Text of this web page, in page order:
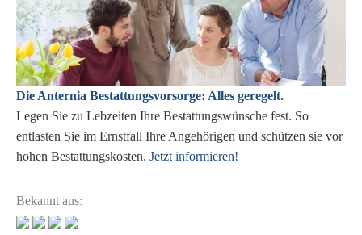
Die Anternia Bestattungsvorsorge: Alles geregelt.
Legen Sie zu Lebzeiten Ihre Bestattungswünsche fest. So
entlasten Sie im Ernstfall Ihre Angehörigen und schützen sie vor
hohen Bestattungskosten. Jetzt informieren!
Bekannt aus: